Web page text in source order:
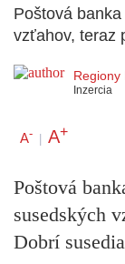
Poštová
vzťahov, teraz
Regiony
Inzercia
A- | A+
Poštová
susedských
Dobrí